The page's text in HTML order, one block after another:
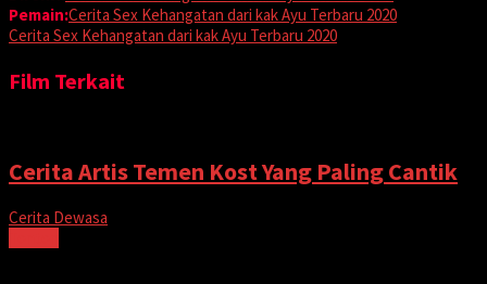
Pemain:Cerita Sex Kehangatan dari kak Ayu Terbaru 2020
Cerita Sex Kehangatan dari kak Ayu Terbaru 2020
Film Terkait
Cerita Artis Temen Kost Yang Paling Cantik
Cerita Dewasa